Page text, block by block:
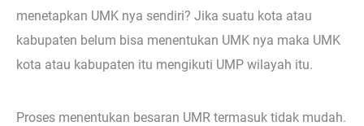
menetapkan UMK nya sendiri? Jika suatu kota atau
kabupaten belum bisa menentukan UMK nya maka UMK
kota atau kabupaten itu mengikuti UMP wilayah itu.
Proses menentukan besaran UMR termasuk tidak mudah.